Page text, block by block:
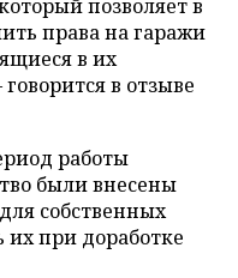
позволяет в
права на гаражи
в их
в отзыве
работы
были внесены
собственных
при доработке